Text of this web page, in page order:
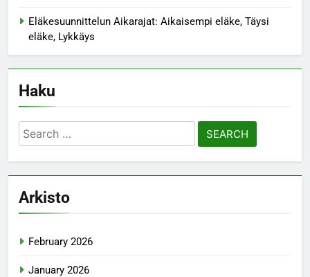
Eläkesuunnittelun Aikarajat: Aikaisempi eläke, Täysi
eläke, Lykkäys
Haku
Search
for:
Arkisto
February 2026
January 2026